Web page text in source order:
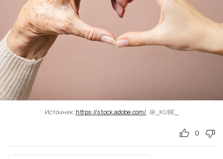
Источник: https://stock.adobe.com/, @_KUBE_
0